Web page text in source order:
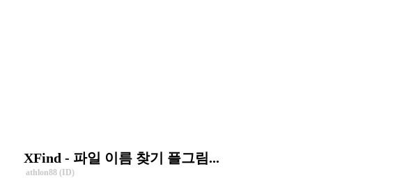
XFind - 파일 이름 찾기 플그림...
athlon88 (ID)